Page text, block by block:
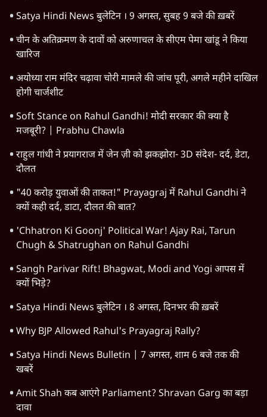
Satya Hindi News बुलेटिन । 9 अगस्त, सुबह 9 बजे की ख़बरें
चीन के अतिक्रमण के दावों को अरुणाचल के सीएम पेमा खांडू ने किया
खारिज
अयोध्या राम मंदिर चढ़ावा चोरी मामले की जांच पूरी, अगले महीने दाखिल
होगी चार्जशीट
Soft Stance on Rahul Gandhi! मोदी सरकार की क्या है
मजबूरी? | Prabhu Chawla
राहुल गांधी ने प्रयागराज में जेन ज़ी को झकझोरा- 3D संदेश- दर्द, डेटा,
दौलत
"40 करोड़ युवाओं की ताकत!" Prayagraj में Rahul Gandhi ने
क्यों कही दर्द, डाटा, दौलत की बात?
'Chhatron Ki Goonj' Political War! Ajay Rai, Tarun
Chugh & Shatrughan on Rahul Gandhi
Sangh Parivar Rift! Bhagwat, Modi and Yogi आपस में
क्यों भिड़े?
Satya Hindi News बुलेटिन । 8 अगस्त, दिनभर की ख़बरें
Why BJP Allowed Rahul's Prayagraj Rally?
Satya Hindi News Bulletin | 7 अगस्त, शाम 6 बजे तक की
खबरें
Amit Shah कब आएंगे Parliament? Shravan Garg का बड़ा
दावा